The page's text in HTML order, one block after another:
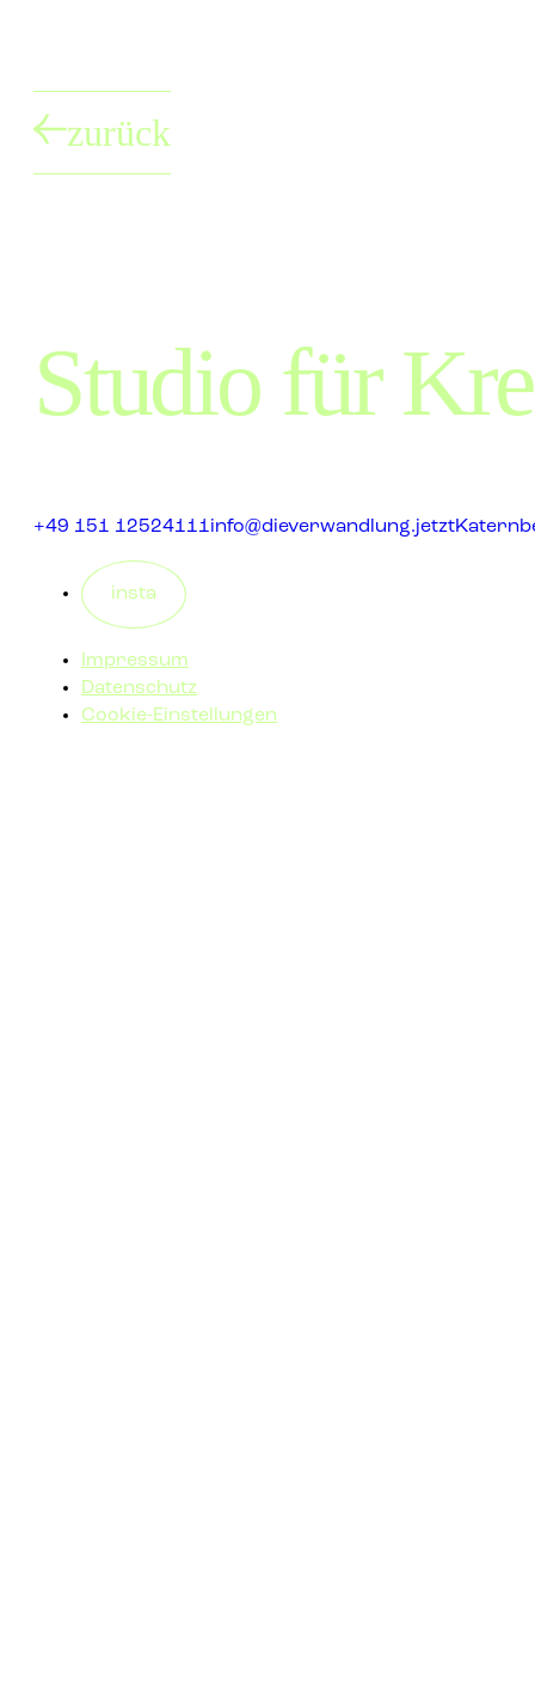
zurück
Studio für
+49 151 12524111info@dieverwandlung.jetzt
insta
Impressum
Datenschutz
Cookie-Einstellungen